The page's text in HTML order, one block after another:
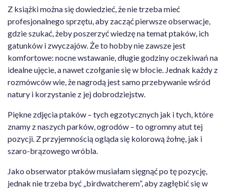
Z książki można się dowiedzieć, że nie trzeba mieć
profesjonalnego sprzętu, aby zacząć pierwsze obserwacje,
gdzie szukać, żeby poszerzyć wiedzę na temat ptaków, ich
gatunków i zwyczajów. Że to hobby nie zawsze jest
komfortowe: nocne wstawanie, długie godziny oczekiwań na
idealne ujęcie, a nawet czołganie się w błocie. Jednak każdy z
rozmówców wie, że nagrodą jest samo przebywanie wśród
natury i korzystanie z jej dobrodziejstw.
Piękne zdjęcia ptaków – tych egzotycznych jak i tych, które
znamy z naszych parków, ogrodów – to ogromny atut tej
pozycji. Z przyjemnością ogląda się kolorową żołnę, jak i
szaro-brązowego wróbla.
Jako obserwator ptaków musiałam sięgnąć po tę pozycję,
jednak nie trzeba być „birdwatcherem”, aby zagłębić się w